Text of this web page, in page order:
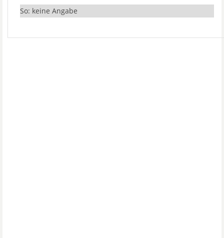
So: keine Angabe